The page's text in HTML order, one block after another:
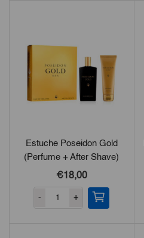
Estuche Poseidon Gold
(Perfume + After Shave)
€18,00
- +